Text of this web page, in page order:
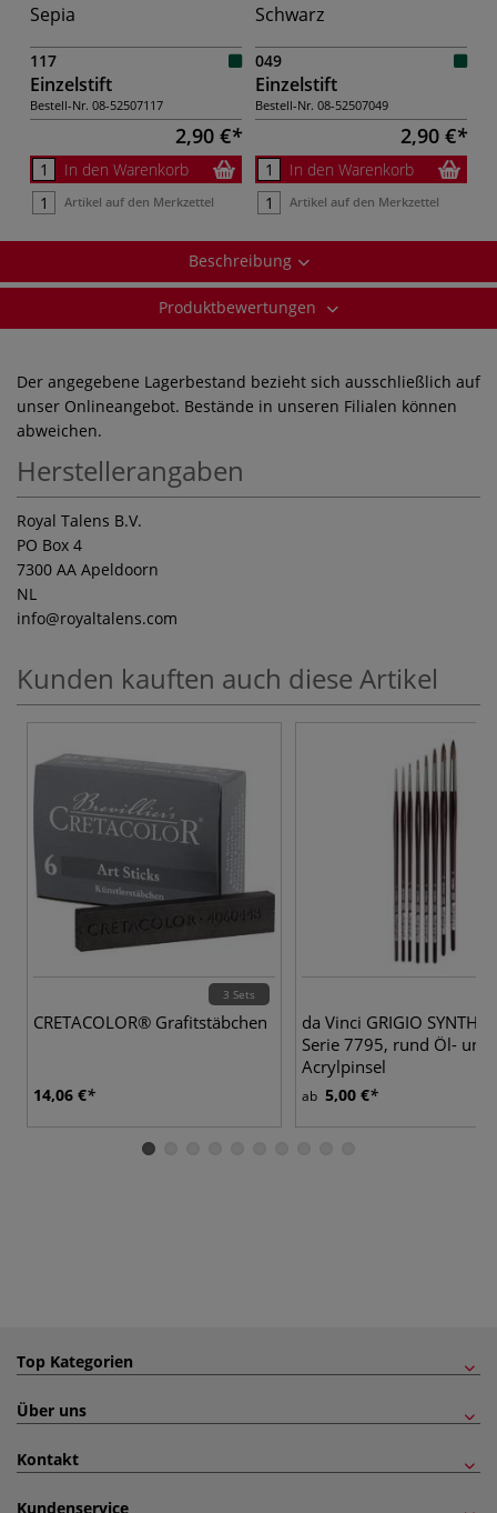
Sepia
117
Einzelstift
Bestell-Nr. 08-52507117
2,90 €
In den Warenkorb
Artikel auf den Merkzettel
Schwarz
049
Einzelstift
Bestell-Nr. 08-52507049
2,90 €
In den Warenkorb
Artikel auf den Merkzettel
Beschreibung
Produktbewertungen
Der angegebene Lagerbestand bezieht sich ausschließlich auf
unser Onlineangebot. Bestände in unseren Filialen können
abweichen.
Herstellerangaben
Royal Talens B.V.
PO Box 4
7300 AA Apeldoorn
NL
info@royaltalens.com
Kunden kauften auch diese Artikel
3 Sets
CRETACOLOR® Grafitstäbchen
14,06 €
da Vinci GRIGIO
Serie 7795, rund Öl- und
Acrylpinsel
ab 5,00 €
Top Kategorien
Über uns
Kontakt
Kundenservice